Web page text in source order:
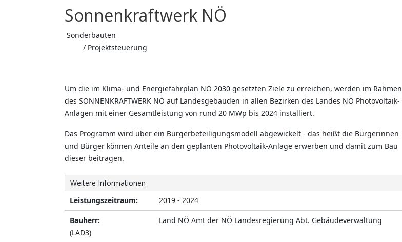
Sonnenkraftwerk NÖ
Sonderbauten
/ Projektsteuerung
Um die im Klima- und Energiefahrplan NÖ 2030 gesetzten Ziele zu erreichen, werden im Rahmen
des SONNENKRAFTWERK NÖ auf Landesgebäuden in allen Bezirken des Landes NÖ Photovoltaik-
Anlagen mit einer Gesamtleistung von rund 20 MWp bis 2024 installiert.
Das Programm wird über ein Bürgerbeteiligungsmodell abgewickelt - das heißt die Bürgerinnen
und Bürger können Anteile an den geplanten Photovoltaik-Anlage erwerben und damit zum Bau
dieser beitragen.
Weitere Informationen
Leistungszeitraum:
2019 - 2024
Bauherr:
Land NÖ Amt der NÖ Landesregierung Abt. Gebäudeverwaltung
(LAD3)